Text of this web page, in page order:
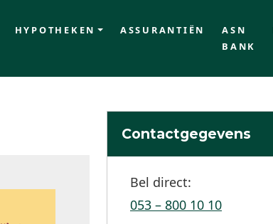
HYPOTHEKEN ASSURANTIËN
ASN
BANK
Contactgegevens
Bel direct:
053 – 800 10 10